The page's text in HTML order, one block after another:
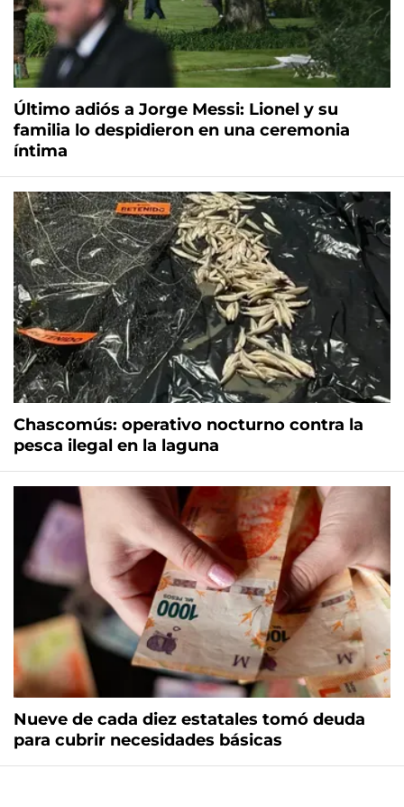
Último adiós a Jorge Messi: Lionel y su
familia lo despidieron en una ceremonia
íntima
Chascomús: operativo nocturno contra la
pesca ilegal en la laguna
Nueve de cada diez estatales tomó deuda
para cubrir necesidades básicas